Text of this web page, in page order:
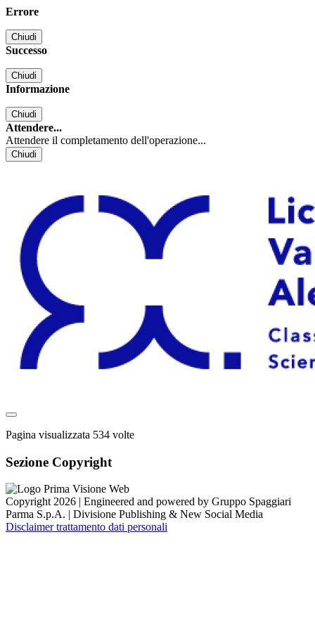
Errore
Chiudi
Successo
Chiudi
Informazione
Chiudi
Attendere...
Attendere il completamento dell'operazione...
Chiudi
Pagina visualizzata 534 volte
Sezione Copyright
Copyright 2026 | Engineered and powered by Gruppo Spaggiari
Parma S.p.A. | Divisione Publishing & New Social Media
Disclaimer trattamento dati personali